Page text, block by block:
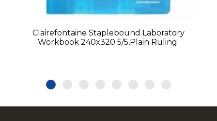
Clairefontaine Staplebound Laboratory
Workbook 240x320 5/5,Plain Ruling.